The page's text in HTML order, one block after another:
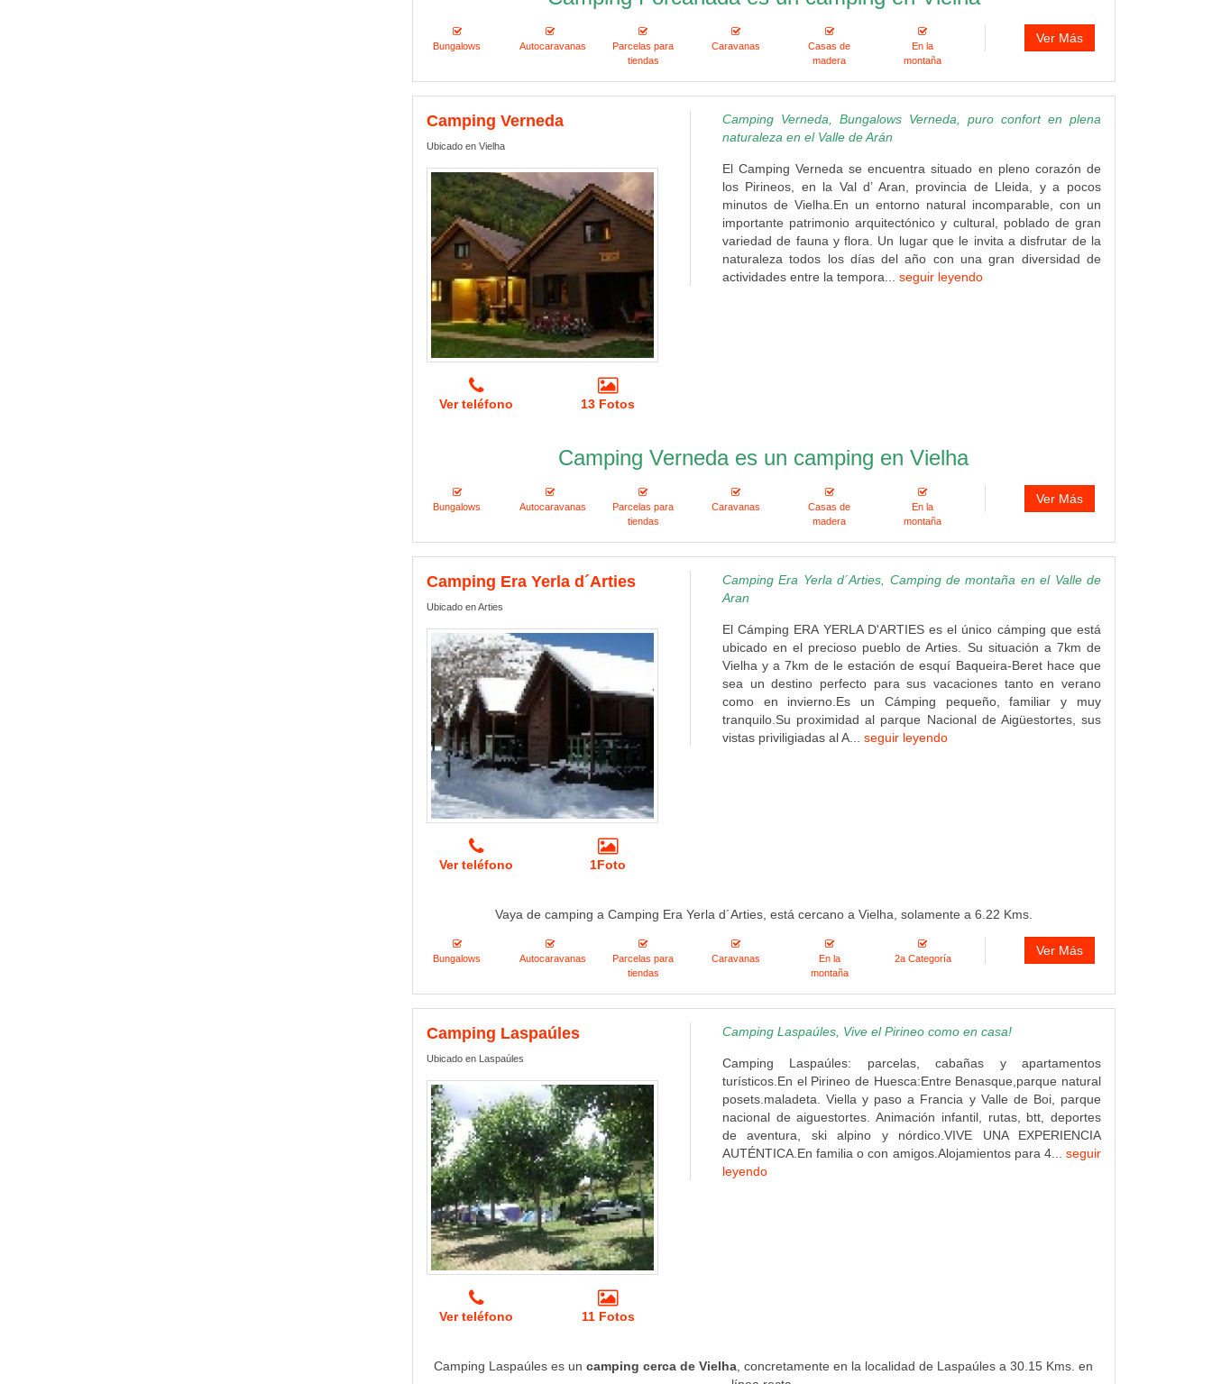
Bungalows Autocaravanas
Parcelas para
tiendas
Caravanas
Casas de
madera
En la
montaña
Ver Más
Camping Verneda
Ubicado en Vielha
Ver teléfono 13 Fotos
Camping Verneda, Bungalows Verneda, puro confort en plena
naturaleza en el Valle de Arán
El Camping Verneda se encuentra situado en pleno corazón de
los Pirineos, en la Val d’ Aran, provincia de Lleida, y a pocos
minutos de Vielha.En un entorno natural incomparable, con un
importante patrimonio arquitectónico y cultural, poblado de gran
variedad de fauna y flora. Un lugar que le invita a disfrutar de la
naturaleza todos los días del año con una gran diversidad de
actividades entre la tempora... seguir leyendo
Camping Verneda es un camping en Vielha
Bungalows Autocaravanas
Parcelas para
tiendas
Caravanas
Casas de
madera
En la
montaña
Ver Más
Camping Era Yerla d´Arties
Ubicado en Arties
Ver teléfono 1Foto
Camping Era Yerla d´Arties, Camping de montaña en el Valle de
Aran
El Cámping ERA YERLA D'ARTIES es el único cámping que está
ubicado en el precioso pueblo de Arties. Su situación a 7km de
Vielha y a 7km de le estación de esquí Baqueira-Beret hace que
sea un destino perfecto para sus vacaciones tanto en verano
como en invierno.Es un Cámping pequeño, familiar y muy
tranquilo.Su proximidad al parque Nacional de Aigüestortes, sus
vistas priviligiadas al A... seguir leyendo
Vaya de camping a Camping Era Yerla d´Arties, está cercano a Vielha, solamente a 6.22 Kms.
Bungalows Autocaravanas
Parcelas para
tiendas
Caravanas
En la
montaña
2a Categoría
Ver Más
Camping Laspaúles
Ubicado en Laspaúles
Ver teléfono 11 Fotos
Camping Laspaúles, Vive el Pirineo como en casa!
Camping Laspaúles: parcelas, cabañas y apartamentos
turísticos.En el Pirineo de Huesca:Entre Benasque,parque natural
posets.maladeta. Viella y paso a Francia y Valle de Boi, parque
nacional de aiguestortes. Animación infantil, rutas, btt, deportes
de aventura, ski alpino y nórdico.VIVE UNA EXPERIENCIA
AUTÉNTICA.En familia o con amigos.Alojamientos para 4... seguir
leyendo
Camping Laspaúles es uncamping cerca de Vielha , concretamente en la localidad de Laspaúles a 30.15 Kms. en